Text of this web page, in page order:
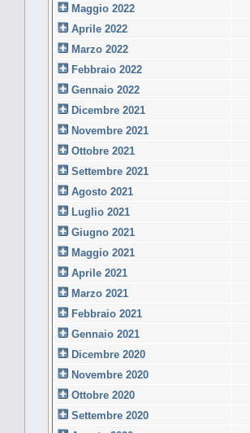
Maggio 2022
Aprile 2022
Marzo 2022
Febbraio 2022
Gennaio 2022
Dicembre 2021
Novembre 2021
Ottobre 2021
Settembre 2021
Agosto 2021
Luglio 2021
Giugno 2021
Maggio 2021
Aprile 2021
Marzo 2021
Febbraio 2021
Gennaio 2021
Dicembre 2020
Novembre 2020
Ottobre 2020
Settembre 2020